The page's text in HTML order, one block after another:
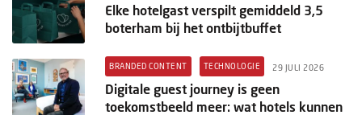
Elke hotelgast verspilt gemiddeld 3,5
boterham bij het ontbijtbuffet
BRANDED CONTENT TECHNOLOGIE 29 JULI 2026
Digitale guest journey is geen
toekomstbeeld meer: wat hotels kunnen